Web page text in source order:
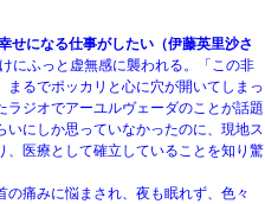
せになる仕事がしたい（伊藤英里沙さ
にふっと虚無感に襲われる。「この非
るでポッカリと心に穴が開いてしまっ
ジオでアーユルヴェーダのことが話題
にしか思っていなかったのに、現地ス
、医療として確立していることを知り驚
痛みに悩まされ、夜も眠れず、色々